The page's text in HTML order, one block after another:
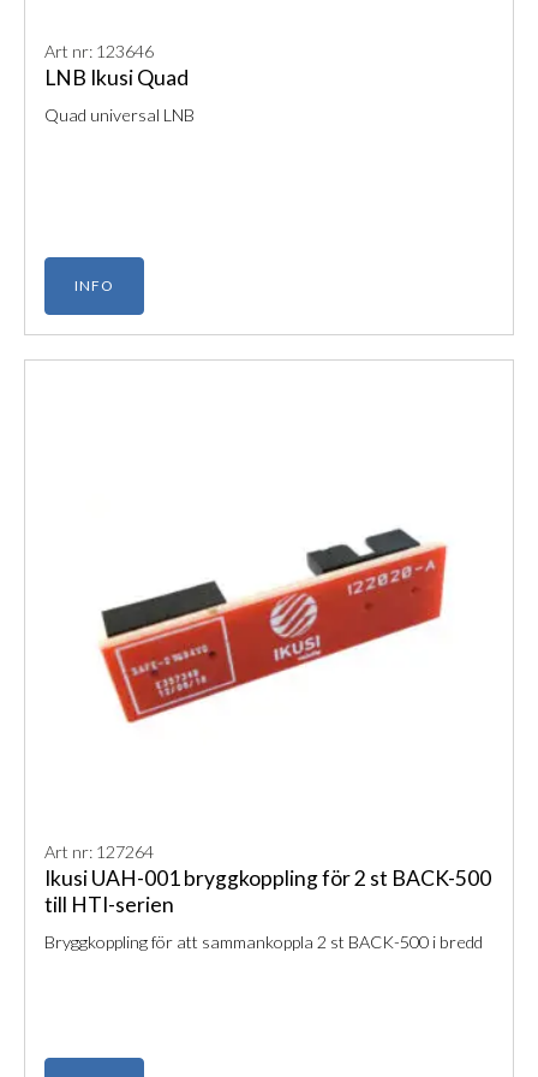
Art nr: 123646
LNB Ikusi Quad
Quad universal LNB
INFO
Art nr: 127264
Ikusi UAH-001 bryggkoppling för 2 st BACK-500
till HTI-serien
Bryggkoppling för att sammankoppla 2 st BACK-500 i bredd